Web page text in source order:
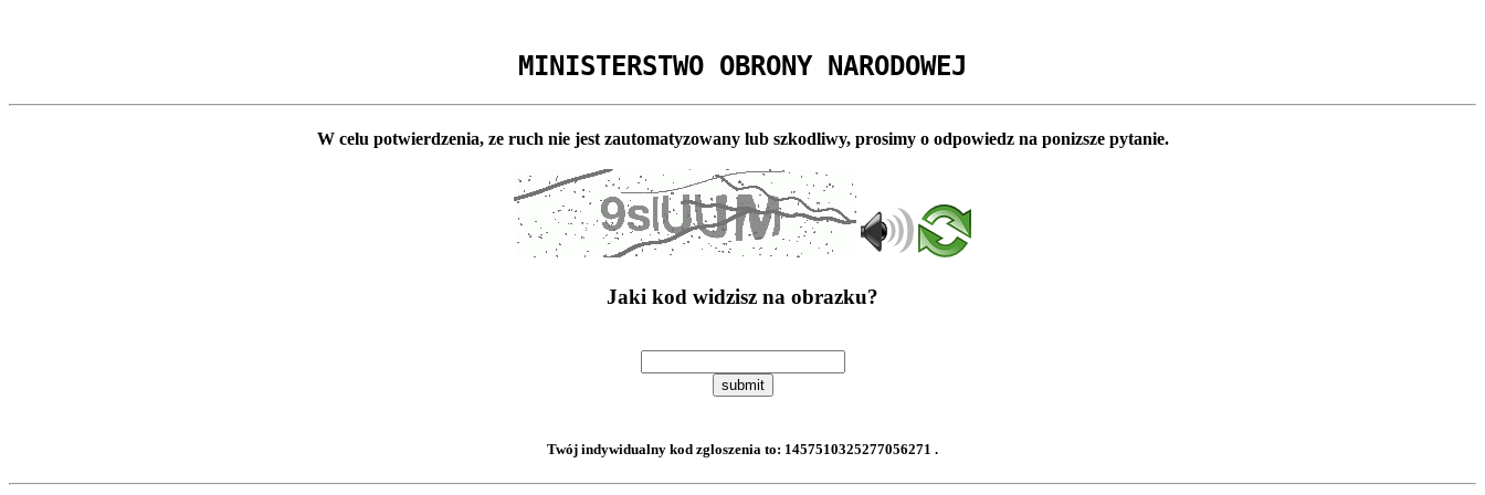
MINISTERSTWO OBRONY NARODOWEJ
W celu potwierdzenia, ze ruch nie jest zautomatyzowany lub szkodliwy, prosimy o odpowiedz na ponizsze pytanie.
Jaki kod widzisz na obrazku?
submit
Twój indywidualny kod zgloszenia to: 1457510325277056271 .